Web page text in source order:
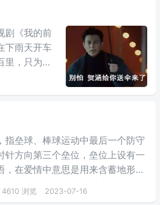
剧《我的前
下雨天开车
里，只为了
多用作“下
雨天没有贺
被一些女生
表达自己想
友的暗示。
指垒球、棒球运动中最后一个防守
针方向第三个垒位，垒位上设有一
，在爱情中意思是用来含蓄地形容
到女方上身的部位这种层次，那三
4610 浏览 2023-07-16